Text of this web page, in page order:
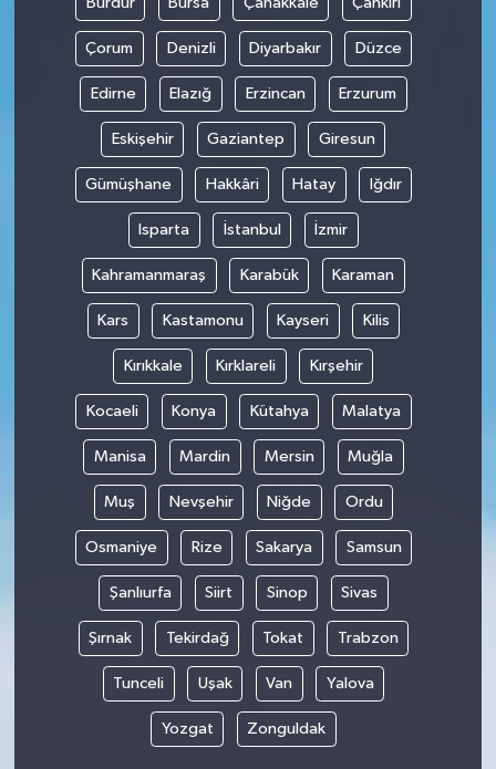
Çorum Denizli Diyarbakır Düzce
Edirne Elazığ Erzincan Erzurum
Eskişehir Gaziantep Giresun
Gümüşhane Hakkâri Hatay Iğdır
Isparta İstanbul İzmir
Kahramanmaraş Karabük Karaman
Kars Kastamonu Kayseri Kilis
Kırıkkale Kırklareli Kırşehir
Kocaeli Konya Kütahya Malatya
Manisa Mardin Mersin Muğla
Muş Nevşehir Niğde Ordu
Osmaniye Rize Sakarya Samsun
Şanlıurfa Siirt Sinop Sivas
Şırnak Tekirdağ Tokat Trabzon
Tunceli Uşak Van Yalova
Yozgat Zonguldak